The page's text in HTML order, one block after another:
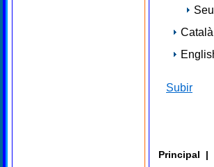
Català
Subir
Principal |